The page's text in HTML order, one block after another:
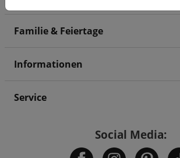
Familie & Feiertage
Informationen
Service
Social Media: